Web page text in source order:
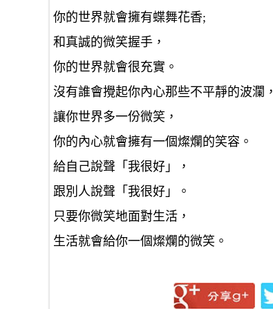
你的世界就會擁有蝶舞花香;
和真誠的微笑握手，
你的世界就會很充實。
沒有誰會攪起你內心那些不平靜的波瀾，
讓你世界多一份微笑，
你的內心就會擁有一個燦爛的笑容。
給自己說聲「我很好」，
跟別人說聲「我很好」。
只要你微笑地面對生活，
生活就會給你一個燦爛的微笑。